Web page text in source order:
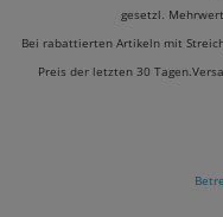
gesetzl.
Bei rabattierten Artikeln mit
Preis der letzten 30